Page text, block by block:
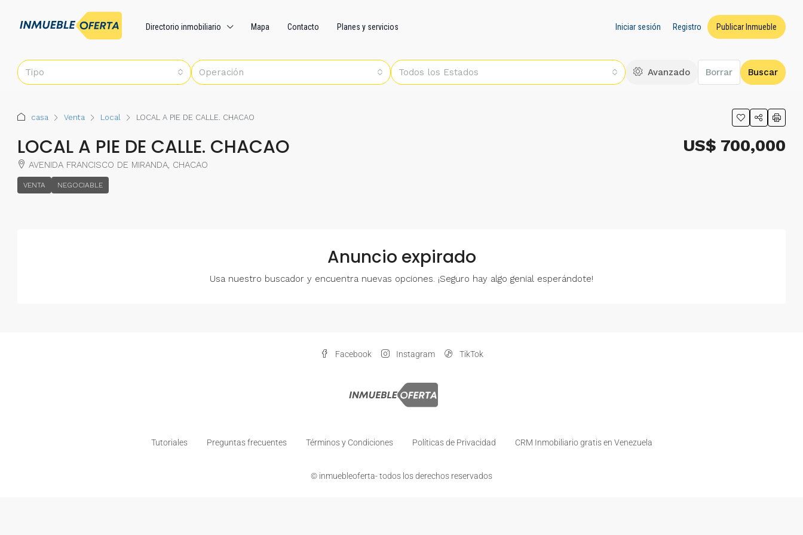
Directorio inmobiliario Mapa Contacto Planes y servicios Iniciar sesión Registro Publicar Inmueble
Tipo Operación Todos los Estados Avanzado Borrar Buscar
casa Venta Local LOCAL A PIE DE CALLE. CHACAO
LOCAL A PIE DE CALLE. CHACAO
AVENIDA FRANCISCO DE MIRANDA, CHACAO
VENTA NEGOCIABLE
US$ 700,000
Anuncio expirado
Usa nuestro buscador y encuentra nuevas opciones. ¡Seguro hay algo genial esperándote!
Facebook Instagram TikTok
Tutoriales Preguntas frecuentes Términos y Condiciones Políticas de Privacidad CRM Inmobiliario gratis en Venezuela
© inmuebleoferta- todos los derechos reservados